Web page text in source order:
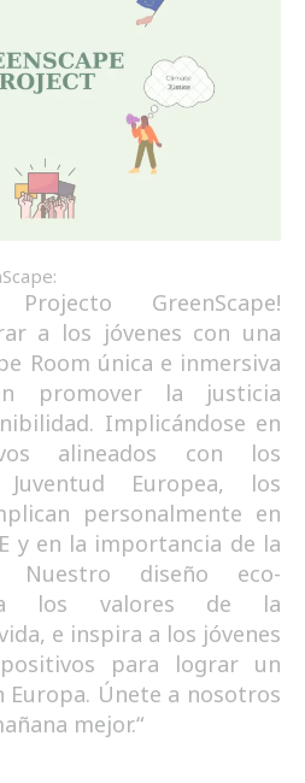
GreenScape!
a los jóvenes con una
Room única e inmersiva
promover la justicia
Implicándose en
alineados con los
Europea, los
personalmente en
y en la importancia de la
Nuestro diseño eco-
los valores de la
e inspira a los jóvenes
para lograr un
Únete a nosotros
mejor.“